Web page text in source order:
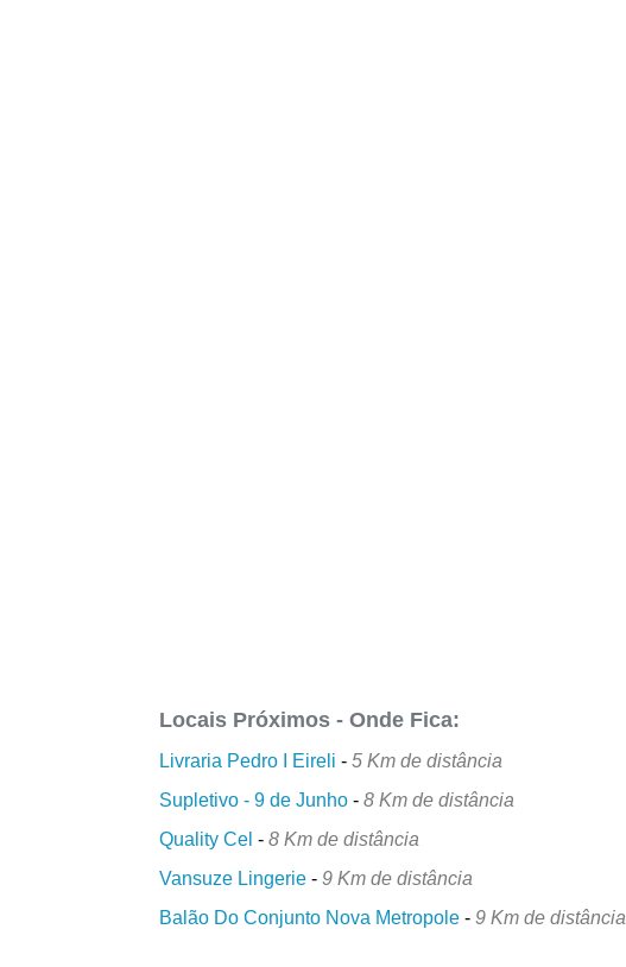
Locais Próximos - Onde Fica:
Livraria Pedro I Eireli -5 Km de distância
Supletivo - 9 de Junho -8 Km de distância
Quality Cel -8 Km de distância
Vansuze Lingerie -9 Km de distância
Balão Do Conjunto Nova Metropole -9 Km de distância